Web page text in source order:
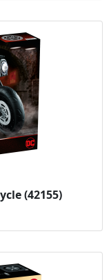
(42155)